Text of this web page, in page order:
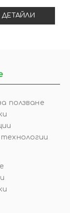
ползване
технологии